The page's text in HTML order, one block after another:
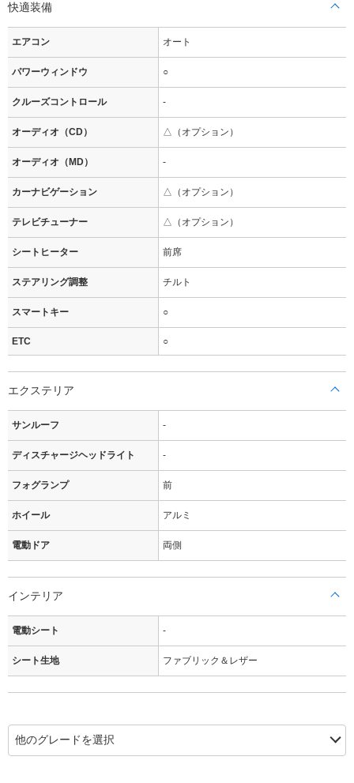
快適装備
エアコン オート
パワーウィンドウ ○
クルーズコントロール -
オーディオ（CD） △（オプション）
オーディオ（MD） -
カーナビゲーション △（オプション）
テレビチューナー △（オプション）
シートヒーター 前席
ステアリング調整 チルト
スマートキー ○
ETC ○
エクステリア
サンルーフ -
ディスチャージヘッドライト -
フォグランプ 前
ホイール アルミ
電動ドア 両側
インテリア
電動シート -
シート生地 ファブリック＆レザー